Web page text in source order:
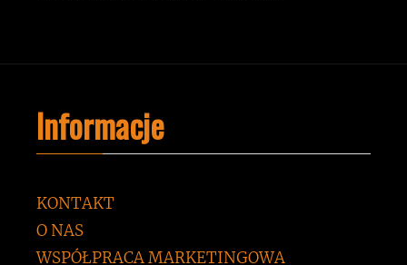
Informacje
KONTAKT
O NAS
WSPÓŁPRACA MARKETINGOWA